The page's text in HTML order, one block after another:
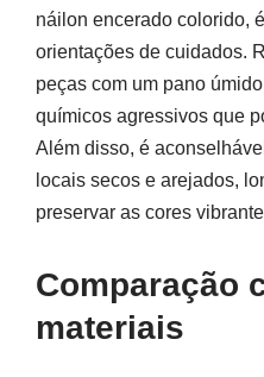
náilon encerado colorido,
orientações de cuidados.
peças com um pano
químicos agressivos que
Além disso, é
locais secos e arejados,
preservar as cores
Comparação
materiais